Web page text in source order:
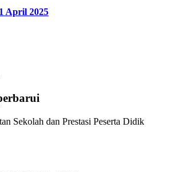
April 2025
Sekolah dan Prestasi Peserta Didik